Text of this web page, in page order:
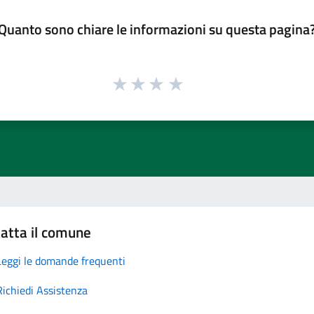
sono chiare le informazioni su questa
il comune
le domande frequenti
Assistenza